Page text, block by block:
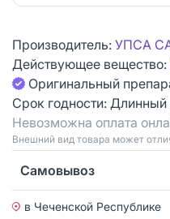
Производитель: УПСА
Действующее вещество:
Оригинальный
Срок годности: Длинный
Невозможна оплата
Bнешний вид товара может
Самовывоз
в Чеченской Республике